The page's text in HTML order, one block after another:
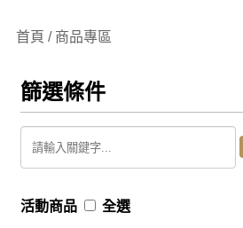
首頁 / 商品專區
篩選條件
活動商品 全選